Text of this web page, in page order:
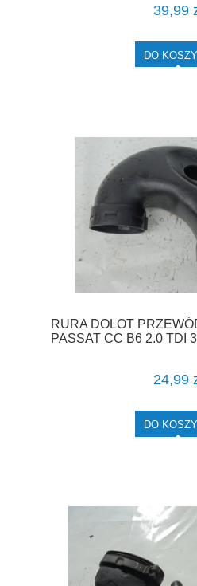
39,99
DO
RURA DOLOT
PASSAT CC B6 2.0 TDI
24,99
DO